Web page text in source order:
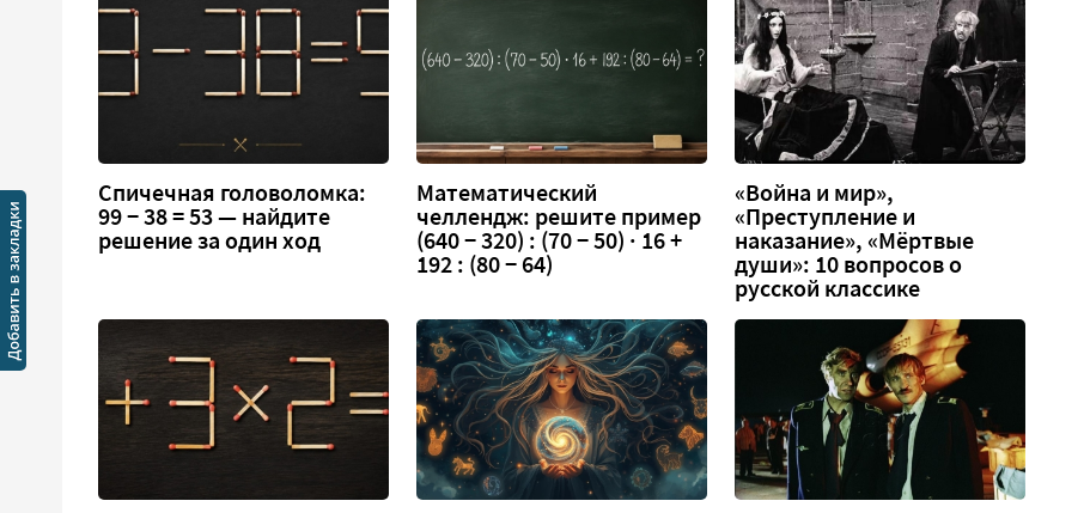
Спичечная головоломка:
99 − 38 = 53 — найдите
решение за один ход
Математический
челлендж: решите пример
(640 − 320) : (70 − 50) · 16 +
192 : (80 − 64)
«Война и мир»,
«Преступление и
наказание», «Мёртвые
души»: 10 вопросов о
русской классике